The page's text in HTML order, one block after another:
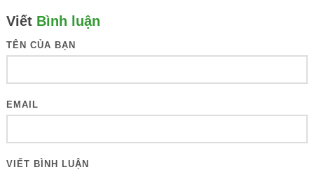
Viết Bình luận
TÊN CỦA BẠN
EMAIL
VIẾT BÌNH LUẬN